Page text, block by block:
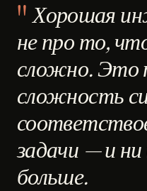
Хорошая
не про то,
сложно. Это
сложность
задачи — и
больше.